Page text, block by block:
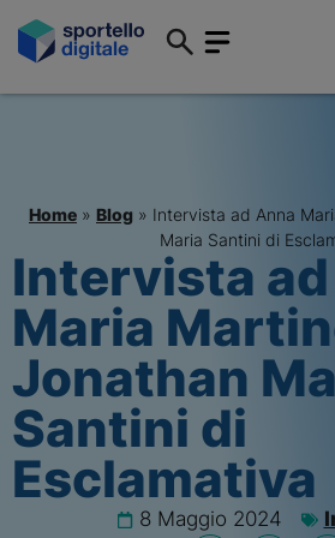
Home » Blog » Intervista ad Anna
Maria Santini di
Intervista
Maria
Jonathan
Santini di
Esclamativa
8 Maggio 2024